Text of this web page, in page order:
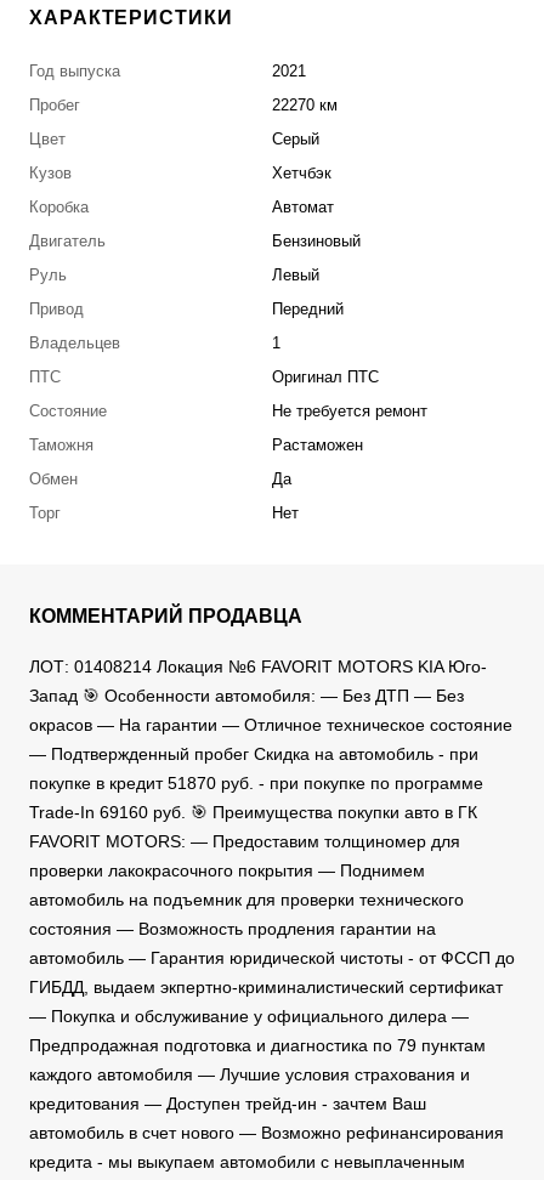
ХАРАКТЕРИСТИКИ
Год выпуска
2021
Пробег
22270 км
Цвет
Серый
Кузов
Хетчбэк
Коробка
Автомат
Двигатель
Бензиновый
Руль
Левый
Привод
Передний
Владельцев
1
ПТС
Оригинал ПТС
Состояние
Не требуется ремонт
Таможня
Растаможен
Обмен
Да
Торг
Нет
КОММЕНТАРИЙ ПРОДАВЦА
ЛОТ: 01408214 Локация №6 FAVORIT MOTORS KIA Юго-
Запад 🎯 Особенности автомобиля: — Без ДТП — Без
окрасов — На гарантии — Отличное техническое состояние
— Подтвержденный пробег Скидка на автомобиль - при
покупке в кредит 51870 руб. - при покупке по программе
Trade-In 69160 руб. 🎯 Преимущества покупки авто в ГК
FAVORIT MOTORS: — Предоставим толщиномер для
проверки лакокрасочного покрытия — Поднимем
автомобиль на подъемник для проверки технического
состояния — Возможность продления гарантии на
автомобиль — Гарантия юридической чистоты - от ФССП до
ГИБДД, выдаем экпертно-криминалистический сертификат
— Покупка и обслуживание у официального дилера —
Предпродажная подготовка и диагностика по 79 пунктам
каждого автомобиля — Лучшие условия страхования и
кредитования — Доступен трейд-ин - зачтем Ваш
автомобиль в счет нового — Возможно рефинансирования
кредита - мы выкупаем автомобили с невыплаченным